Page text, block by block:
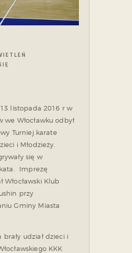
listopada 2016 r w
we Włocławku odbył
Turniej karate
i Młodzieży.
się w
Imprezę
Włocławski Klub
przy
Gminy Miasta
brały udział dzieci i
KKK